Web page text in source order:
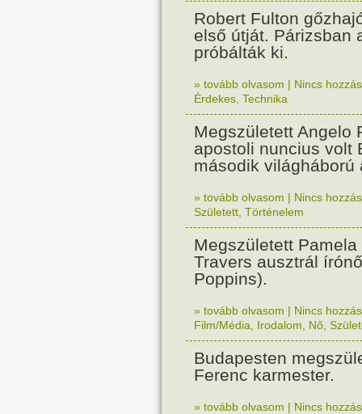
Robert Fulton
első útját. Párizsban
próbálták ki.
» tovább olvasom | Nincs
Érdekes Technika
Megszületett Angelo
apostoli nuncius volt
második világháború
» tovább olvasom | Nincs
Született Történelem
Megszületett Pamela
Travers ausztrál
Poppins).
» tovább olvasom | Nincs
Film/Média
Irodalom Nő
Budapesten
Ferenc karmester.
» tovább olvasom | Nincs